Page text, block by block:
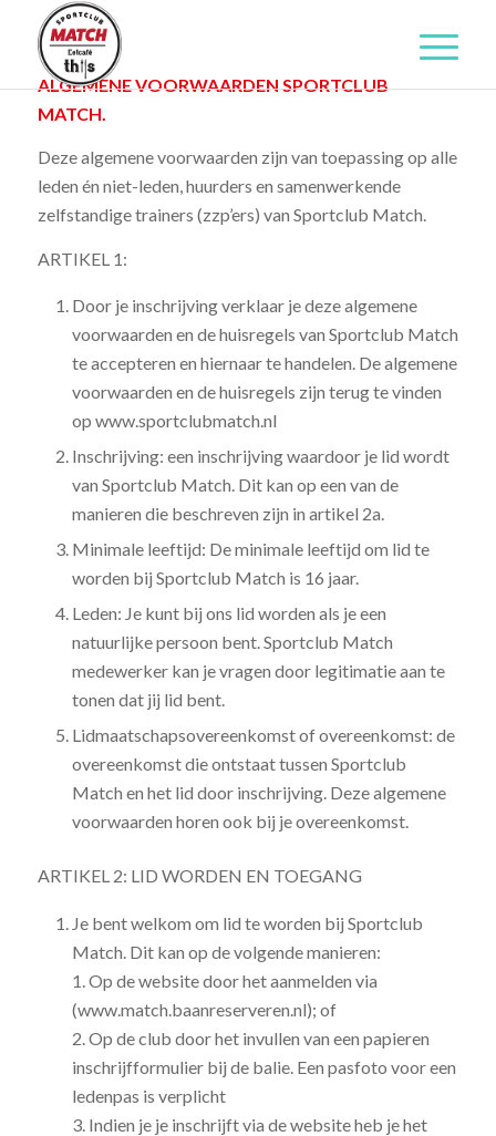
ALGEMENE VOORWAARDEN SPORTCLUB
MATCH.
Deze algemene voorwaarden zijn van toepassing op alle
leden én niet-leden, huurders en samenwerkende
zelfstandige trainers (zzp’ers) van Sportclub Match.
ARTIKEL 1:
Door je inschrijving verklaar je deze algemene
voorwaarden en de huisregels van Sportclub Match
te accepteren en hiernaar te handelen. De algemene
voorwaarden en de huisregels zijn terug te vinden
op www.sportclubmatch.nl
Inschrijving: een inschrijving waardoor je lid wordt
van Sportclub Match. Dit kan op een van de
manieren die beschreven zijn in artikel 2a.
Minimale leeftijd: De minimale leeftijd om lid te
worden bij Sportclub Match is 16 jaar.
Leden: Je kunt bij ons lid worden als je een
natuurlijke persoon bent. Sportclub Match
medewerker kan je vragen door legitimatie aan te
tonen dat jij lid bent.
Lidmaatschapsovereenkomst of overeenkomst: de
overeenkomst die ontstaat tussen Sportclub
Match en het lid door inschrijving. Deze algemene
voorwaarden horen ook bij je overeenkomst.
ARTIKEL 2: LID WORDEN EN TOEGANG
Je bent welkom om lid te worden bij Sportclub
Match. Dit kan op de volgende manieren:
1. Op de website door het aanmelden via
(www.match.baanreserveren.nl); of
2. Op de club door het invullen van een papieren
inschrijfformulier bij de balie. Een pasfoto voor een
ledenpas is verplicht
3. Indien je je inschrijft via de website heb je het